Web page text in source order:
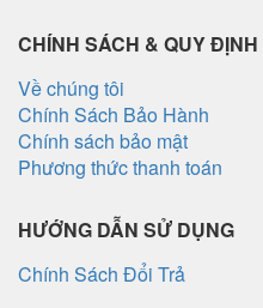
CHÍNH SÁCH & QUY ĐỊNH
Về chúng tôi
Chính Sách Bảo Hành
Chính sách bảo mật
Phương thức thanh toán
HƯỚNG DẪN SỬ DỤNG
Chính Sách Đổi Trả